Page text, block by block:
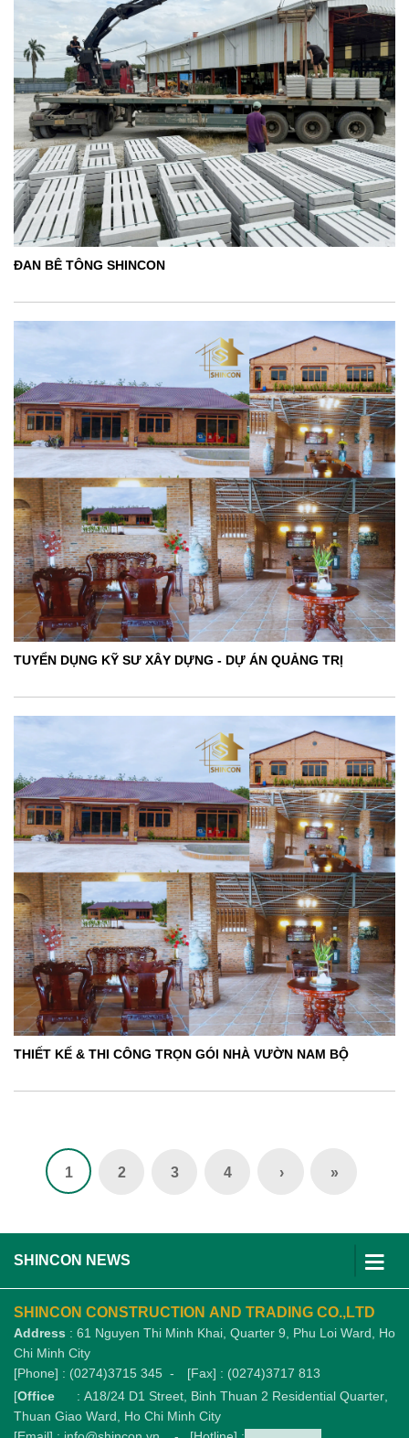
ĐAN BÊ TÔNG SHINCON
TUYỂN DỤNG KỸ SƯ XÂY DỰNG - DỰ ÁN QUẢNG TRỊ
THIẾT KẾ & THI CÔNG TRỌN GÓI NHÀ VƯỜN NAM BỘ
1 2 3 4 › »
SHINCON NEWS
SHINCON CONSTRUCTION AND TRADING CO.,LTD
Address : 61 Nguyen Thi Minh Khai, Quarter 9, Phu Loi Ward, Ho
Chi Minh City
[Phone] : (0274)3715 345 -
[Fax] : (0274)3717 813
[Office
: A18/24 D1 Street, Binh Thuan 2 Residential Quarter,
Thuan Giao Ward, Ho Chi Minh City